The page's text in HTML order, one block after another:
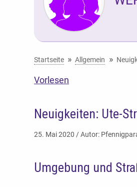
Sie befinden sich hier:
Startseite Allgemein
Vorlesen
Neuigkeiten: Ute-
25. Mai 2020 / Autor:
Umgebung und